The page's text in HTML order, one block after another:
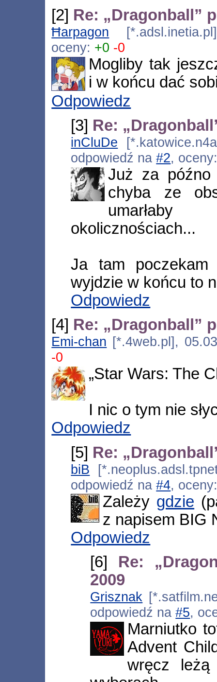
[2] Re: „Dragonball”
Ħarpagon
oceny: +0 -0
Mogliby tak
i w końcu dać
Odpowiedz
[3] Re:
inCluDe
odpowiedź na#2,
Już za późno
chyba ze
okolicznościach...
Ja tam
wyjdzie w końcu to
Odpowiedz
[4] Re: „Dragonball”
Emi-chan [*.4web.pl],
-0
„Star Wars: The
I nic o tym nie
Odpowiedz
[5] Re:
biB
odpowiedź na#4,
Zależy gdzie
z napisem BIG
Odpowiedz
[6] Re:
2009
Grisznak
odpowiedź na#5,
Marniutko
Advent
wręcz